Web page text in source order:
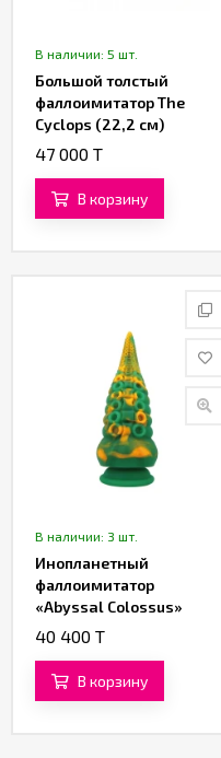
В наличии: 5 шт.
Большой толстый
фаллоимитатор The
Cyclops (22,2 см)
47 000 T
В корзину
В наличии: 3 шт.
Инопланетный
фаллоимитатор
«Abyssal Colossus»
(22,5 см)
40 400 T
В корзину